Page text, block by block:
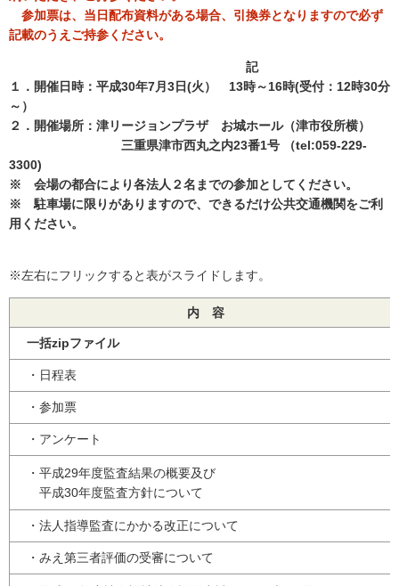
参加票は、当日配布資料がある場合、引換券となりますので必ず
記載のうえご持参ください。
記
１．開催日時： 平成30年7月3日(火） 13時～16時(受付：12時30分
～）
２．開催場所：津リージョンプラザ お城ホール（津市役所横）
三重県津市西丸之内23番1号 （tel:059-229-
3300)
※ 会場の都合により各法人２名までの参加としてください。
※ 駐車場に限りがありますので、できるだけ公共交通機関をご利
用ください。
※左右にフリックすると表がスライドします。
内 容
一括zipファイル
・日程表
・参加票
・アンケート
・平成29年度監査結果の概要及び
平成30年度監査方針について
・法人指導監査にかかる改正について
・みえ第三者評価の受審について